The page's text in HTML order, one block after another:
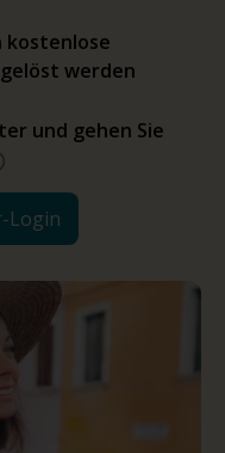
kostenlose
werden
und gehen Sie
Login